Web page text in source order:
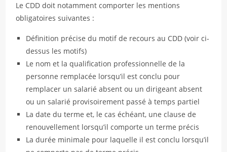
Le CDD doit notamment comporter les mentions
obligatoires suivantes :
Définition précise du motif de recours au CDD (voir ci-
dessus les motifs)
Le nom et la qualification professionnelle de la
personne remplacée lorsqu’il est conclu pour
remplacer un salarié absent ou un dirigeant absent
ou un salarié provisoirement passé à temps partiel
La date du terme et, le cas échéant, une clause de
renouvellement lorsqu’il comporte un terme précis
La durée minimale pour laquelle il est conclu lorsqu’il